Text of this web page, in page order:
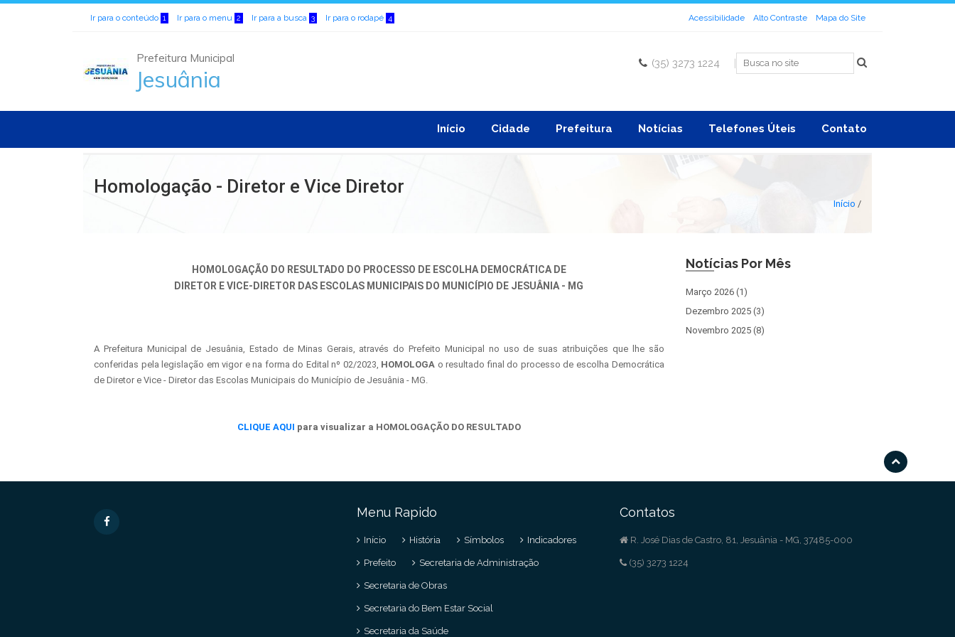
Ir para o conteúdo 1 Ir para o menu 2 Ir para a busca 3 Ir para o rodapé 4 Acessibilidade Alto Contraste Mapa do Site
Prefeitura Municipal
Jesuânia
(35) 3273 1224 |
Início Cidade Prefeitura Notícias Telefones Úteis Contato
Homologação - Diretor e Vice Diretor
Início /
HOMOLOGAÇÃO DO RESULTADO DO PROCESSO DE ESCOLHA DEMOCRÁTICA DE
DIRETOR E VICE-DIRETOR DAS ESCOLAS MUNICIPAIS DO MUNICÍPIO DE JESUÂNIA - MG
A Prefeitura Municipal de Jesuânia, Estado de Minas Gerais, através do Prefeito Municipal no uso de suas atribuições que lhe são
conferidas pela legislação em vigor e na forma do Edital nº 02/2023, HOMOLOGA o resultado final do processo de escolha Democrática
de Diretor e Vice - Diretor das Escolas Municipais do Município de Jesuânia - MG.
CLIQUE AQUI para visualizar a HOMOLOGAÇÃO DO RESULTADO
Notícias Por Mês
Março 2026 (1)
Dezembro 2025 (3)
Novembro 2025 (8)
Menu Rapido
Início História Símbolos Indicadores
Prefeito Secretaria de Administração
Secretaria de Obras
Secretaria do Bem Estar Social
Secretaria da Saúde
Contatos
R. José Dias de Castro, 81, Jesuânia - MG, 37485-000
(35) 3273 1224